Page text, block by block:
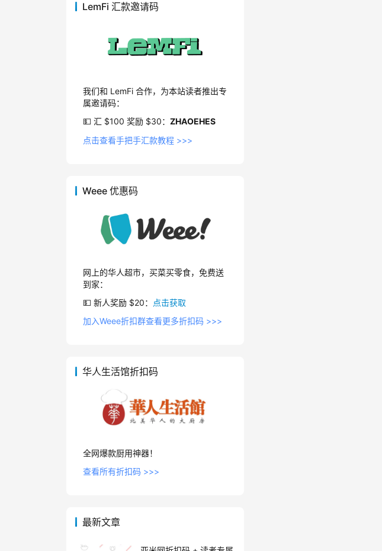
LemFi 汇款邀请码
我们和 LemFi 合作，为本站读者推出专
属邀请码：
💵 汇 $100 奖励 $30： ZHAOEHES
点击查看手把手汇款教程 >>>
Weee 优惠码
网上的华人超市，买菜买零食，免费送
到家：
💵 新人奖励 $20：
点击获取
加入Weee折扣群查看更多折扣码 >>>
华人生活馆折扣码
全网爆款厨用神器！
查看所有折扣码 >>>
最新文章